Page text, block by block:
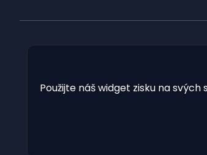
Použijte náš widget zisku na